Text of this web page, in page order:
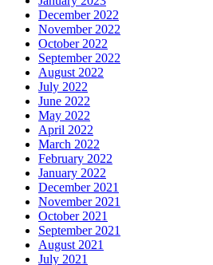
December 2022
November 2022
October 2022
September 2022
August 2022
July 2022
June 2022
May 2022
April 2022
March 2022
February 2022
January 2022
December 2021
November 2021
October 2021
September 2021
August 2021
July 2021